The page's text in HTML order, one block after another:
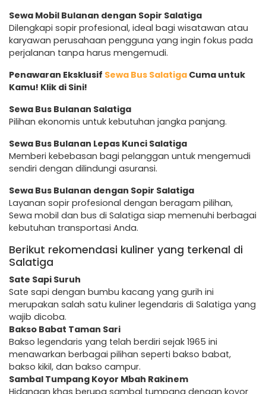
Sewa Mobil Bulanan dengan Sopir Salatiga
Dilengkapi sopir profesional, ideal bagi wisatawan atau
karyawan perusahaan pengguna yang ingin fokus pada
perjalanan tanpa harus mengemudi.
Penawaran Eksklusif Sewa Bus Salatiga Cuma untuk
Kamu! Klik di Sini!
Sewa Bus Bulanan Salatiga
Pilihan ekonomis untuk kebutuhan jangka panjang.
Sewa Bus Bulanan Lepas Kunci Salatiga
Memberi kebebasan bagi pelanggan untuk mengemudi
sendiri dengan dilindungi asuransi.
Sewa Bus Bulanan dengan Sopir Salatiga
Layanan sopir profesional dengan beragam pilihan,
Sewa mobil dan bus di Salatiga siap memenuhi berbagai
kebutuhan transportasi Anda.
Berikut rekomendasi kuliner yang terkenal di
Salatiga
Sate Sapi Suruh
Sate sapi dengan bumbu kacang yang gurih ini
merupakan salah satu kuliner legendaris di Salatiga yang
wajib dicoba.
Bakso Babat Taman Sari
Bakso legendaris yang telah berdiri sejak 1965 ini
menawarkan berbagai pilihan seperti bakso babat,
bakso kikil, dan bakso campur.
Sambal Tumpang Koyor Mbah Rakinem
Hidangan khas berupa sambal tumpang dengan koyor